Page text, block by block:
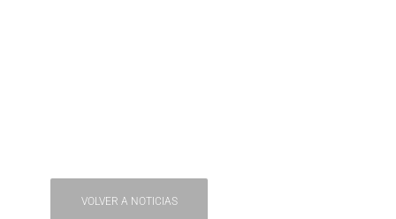
VOLVER A NOTICIAS